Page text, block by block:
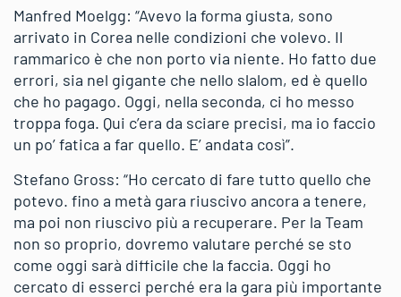
Manfred Moelgg: “Avevo la forma giusta, sono
arrivato in Corea nelle condizioni che volevo. Il
rammarico è che non porto via niente. Ho fatto due
errori, sia nel gigante che nello slalom, ed è quello
che ho pagago. Oggi, nella seconda, ci ho messo
troppa foga. Qui c’era da sciare precisi, ma io faccio
un po’ fatica a far quello. E’ andata così”.
Stefano Gross: “Ho cercato di fare tutto quello che
potevo. fino a metà gara riuscivo ancora a tenere,
ma poi non riuscivo più a recuperare. Per la Team
non so proprio, dovremo valutare perché se sto
come oggi sarà difficile che la faccia. Oggi ho
cercato di esserci perché era la gara più importante